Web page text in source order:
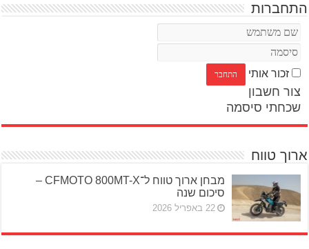
התחברות
זכור אותי
צור חשבון
שכחתי סיסמה
ארוך טווח
מבחן ארוך טווח ל־CFMOTO 800MT-X –
סיכום שנה
22 באפריל 2026